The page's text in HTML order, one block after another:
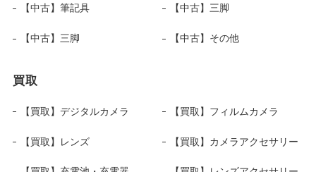
【中古】筆記具 【中古】三脚
【中古】三脚 【中古】その他
買取
【買取】デジタルカメラ 【買取】フィルムカメラ
【買取】レンズ 【買取】カメラアクセサリー